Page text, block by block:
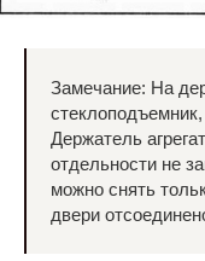
Замечание: На
Держатель
отдельности не
можно снять
двери